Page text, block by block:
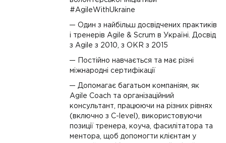
#AgileWithUkraine
Один з найбільш досвідчених практиків
і тренерів Agile & Scrum в Україні. Досвід
з Agile з 2010, з OKR з 2015
Постійно навчається та має різні
міжнародні сертифікації
Допомагає багатьом компаніям, як
Agile Coach та організаційний
консультант, працюючи на різних рівнях
(включно з C-level), використовуючи
позиції тренера, коуча, фасилітатора та
ментора, щоб допомогти клієнтам у